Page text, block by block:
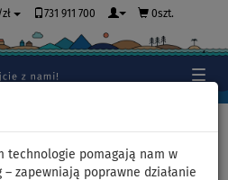
technologie pomagają nam w
– zapewniają poprawne działanie
zł 731 911 700 0szt.